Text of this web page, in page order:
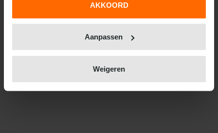
We werken samen met31 derdendie uw gegevens
AKKOORD
Aanpassen
Weigeren